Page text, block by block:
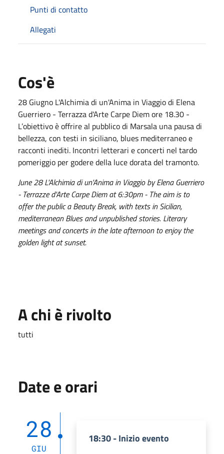
Punti di contatto
Allegati
Cos'è
28 Giugno L'Alchimia di un'Anima in Viaggio di Elena
Guerriero - Terrazza d'Arte Carpe Diem ore 18.30 -
L’obiettivo è offrire al pubblico di Marsala una pausa di
bellezza, con testi in siciliano, blues mediterraneo e
racconti inediti. Incontri letterari e concerti nel tardo
pomeriggio per godere della luce dorata del tramonto.
June 28 L'Alchimia di un'Anima in Viaggio by Elena Guerriero
- Terrazze d'Arte Carpe Diem at 6:30pm - The aim is to
offer the public a Beauty Break, with texts in Sicilian,
mediterranean Blues and unpublished stories. Literary
meetings and concerts in the late afternoon to enjoy the
golden light at sunset.
A chi è rivolto
tutti
Date e orari
28
GIU
18:30 - Inizio evento